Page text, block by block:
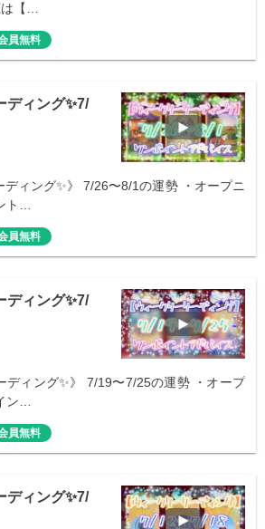
【…
員無料
ディング✨7/
ディング✨》 7/26〜8/1の運勢 ・オープニ
ト…
員無料
ディング✨7/
ディング✨》 7/19〜7/25の運勢 ・オープ
ン…
員無料
ディング✨7/